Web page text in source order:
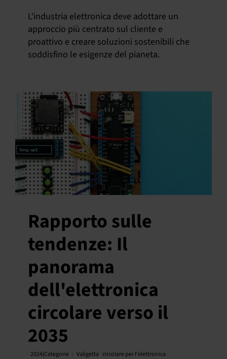
L'industria elettronica deve adottare un
approccio più centrato sul cliente e
proattivo e creare soluzioni sostenibili che
soddisfino le esigenze del pianeta.
Rapporto sulle
tendenze: Il
panorama
dell'elettronica
circolare verso il
2035
2024|Categorie : Valigetta circolare per l'elettronica